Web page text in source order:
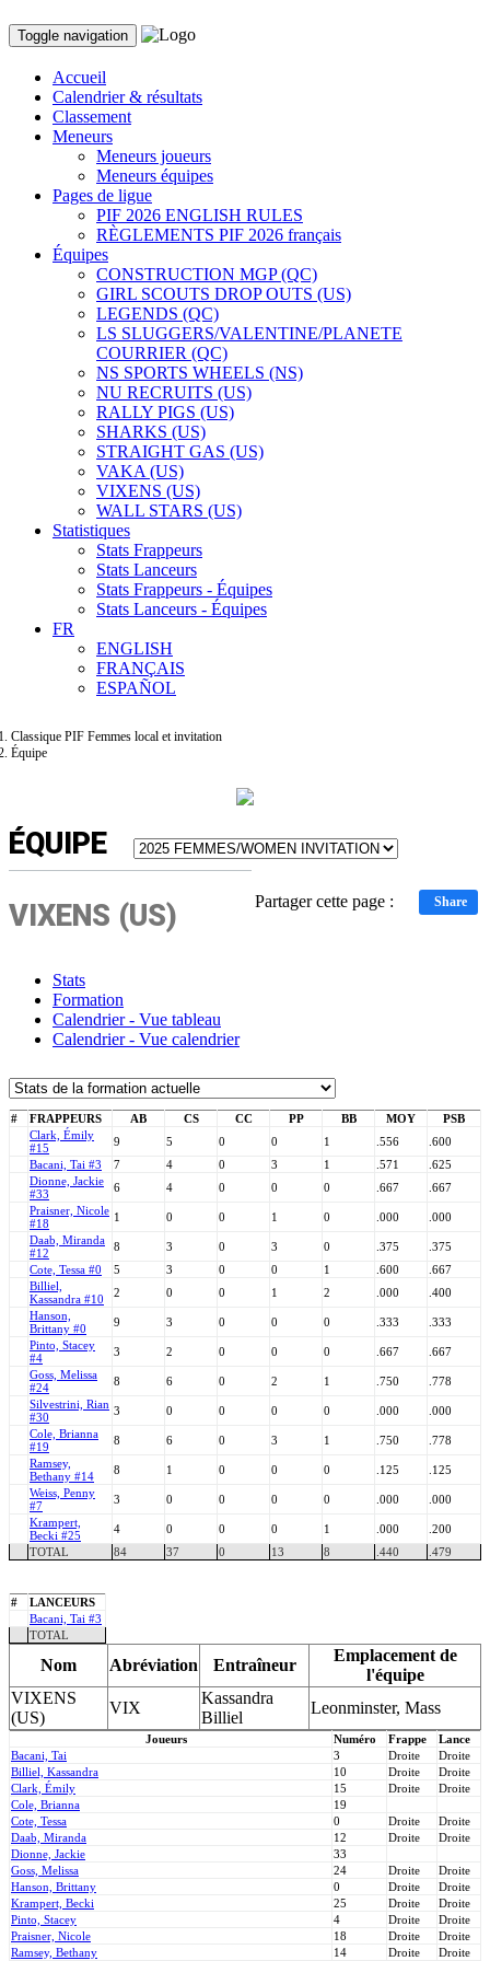
Toggle navigation
Accueil
Calendrier & résultats
Classement
Meneurs
Meneurs joueurs
Meneurs équipes
Pages de ligue
PIF 2026 ENGLISH RULES
RÈGLEMENTS PIF 2026 français
Équipes
CONSTRUCTION MGP (QC)
GIRL SCOUTS DROP OUTS (US)
LEGENDS (QC)
LS SLUGGERS/VALENTINE/PLANETE
COURRIER (QC)
NS SPORTS WHEELS (NS)
NU RECRUITS (US)
RALLY PIGS (US)
SHARKS (US)
STRAIGHT GAS (US)
VAKA (US)
VIXENS (US)
WALL STARS (US)
Statistiques
Stats Frappeurs
Stats Lanceurs
Stats Frappeurs - Équipes
Stats Lanceurs - Équipes
FR
ENGLISH
FRANÇAIS
ESPAÑOL
Classique PIF Femmes local et invitation
Équipe
ÉQUIPE
Partager cette page : Share
VIXENS (US)
Stats
Formation
Calendrier - Vue tableau
Calendrier - Vue calendrier
# FRAPPEURS AB CS CC PP BB MOY
PSB
Clark, Émily
#15
9 5 0 0 1 .556
.600
Bacani, Tai #3
7 4 0 3 1 .571
.625
Dionne, Jackie
#33
6 4 0 0 0 .667
.667
Praisner, Nicole
#18
1 0 0 1 0 .000
.000
Daab, Miranda
#12
8 3 0 3 0 .375
.375
Cote, Tessa #0
5 3 0 0 1 .600
.667
Billiel,
Kassandra #10
2 0 0 1 2 .000
.400
Hanson,
Brittany #0
9 3 0 0 0 .333
.333
Pinto, Stacey
#4
3 2 0 0 0 .667
.667
Goss, Melissa
#24
8 6 0 2 1 .750
.778
Silvestrini, Rian
#30
3 0 0 0 0 .000
.000
Cole, Brianna
#19
8 6 0 3 1 .750
.778
Ramsey,
Bethany #14
8 1 0 0 0 .125
.125
Weiss, Penny
#7
3 0 0 0 0 .000
.000
Krampert,
Becki #25
4 0 0 0 1 .000
.200
TOTAL
84 37 0 13 8 .440 .479
#
LANCEURS
Bacani, Tai #3
TOTAL
Nom Abréviation Entraîneur
Emplacement de
l'équipe
VIXENS
(US)
VIX
Kassandra
Billiel
Leonminster, Mass
Joueurs Numéro Frappe
Lance
Bacani, Tai
3 Droite
Droite
Billiel, Kassandra
10 Droite
Droite
Clark, Émily
15 Droite
Droite
Cole, Brianna
19
Cote, Tessa
0 Droite
Droite
Daab, Miranda
12 Droite
Droite
Dionne, Jackie
33
Goss, Melissa
24 Droite
Droite
Hanson, Brittany
0 Droite
Droite
Krampert, Becki
25 Droite
Droite
Pinto, Stacey
4 Droite
Droite
Praisner, Nicole
18 Droite
Droite
Ramsey, Bethany
14 Droite Droite